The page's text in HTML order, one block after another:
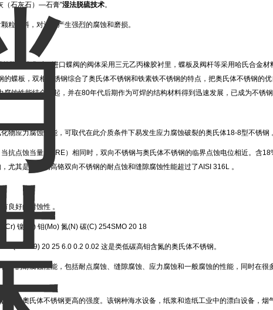
（石灰石）—石膏"湿法脱硫技术。
粒物料，对设备产生强烈的腐蚀和磨损。
脱硫技术时，进口蝶阀的阀体采用三元乙丙橡胶衬里，蝶板及阀杆等采用哈氏合金材
蝶板，双相不锈钢综合了奥氏体不锈钢和铁素铁不锈钢的特点，把奥氏体不锈钢的
蚀性能结合到起，并在80年代后期作为可焊的结构材料得到迅速发展，已成为不锈钢
物应力腐蚀性能，可取代在此介质条件下易发生应力腐蚀破裂的奥氏体18-8型不锈钢
抗点蚀当量（PRE）相同时，双向不锈钢与奥氏体不锈钢的临界点蚀电位相近。含
尤其是含氮的高铬双向不锈钢的耐点蚀和缝隙腐蚀性能超过了AISI 316L 。
良好的耐蚀性 。
镍(Ni) 钼(Mo) 氮(N) 碳(C) 254SMO 20 18
20 25 6.0 0.2 0.02 这是类低碳高钼含氮的奥氏体不锈钢。
异的耐腐蚀性能，包括耐点腐蚀、缝隙腐蚀、应力腐蚀和一般腐蚀的性能，同时在很
常用奧氏体不锈钢更高的强度。该钢种海水设备，纸浆和造纸工业中的漂白设备，烟